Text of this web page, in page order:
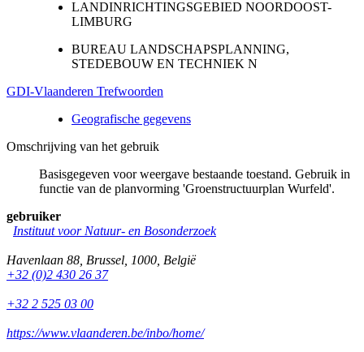
LANDINRICHTINGSGEBIED NOORDOOST-
LIMBURG
BUREAU LANDSCHAPSPLANNING,
STEDEBOUW EN TECHNIEK N
GDI-Vlaanderen Trefwoorden
Geografische gegevens
Omschrijving van het gebruik
Basisgegeven voor weergave bestaande toestand. Gebruik in
functie van de planvorming 'Groenstructuurplan Wurfeld'.
gebruiker
Instituut voor Natuur- en Bosonderzoek
Havenlaan 88 Brussel 1000 België
+32 (0)2 430 26 37
+32 2 525 03 00
https://www.vlaanderen.be/inbo/home/